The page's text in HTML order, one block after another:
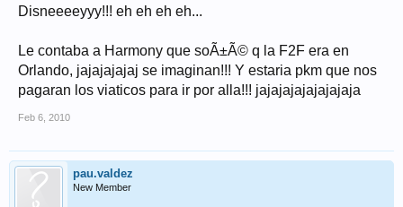
Disneeeeyyy!!! eh eh eh eh...
Le contaba a Harmony que soÃ±Ã© q la F2F era en
Orlando, jajajajajaj se imaginan!!! Y estaria pkm que nos
pagaran los viaticos para ir por alla!!! jajajajajajajajaja
Feb 6, 2010
pau.valdez
New Member